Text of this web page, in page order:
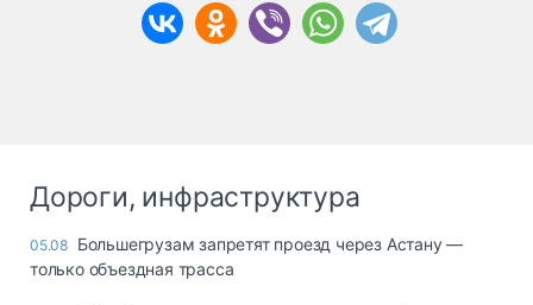
Дороги, инфраструктура
05.08 Большегрузам запретят проезд через Астану —
только объездная трасса